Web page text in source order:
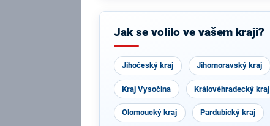
Jak se volilo ve vašem kraji?
Jihočeský kraj Jihomoravský kraj
Kraj Vysočina Královéhradecký kraj
Olomoucký kraj Pardubický kraj